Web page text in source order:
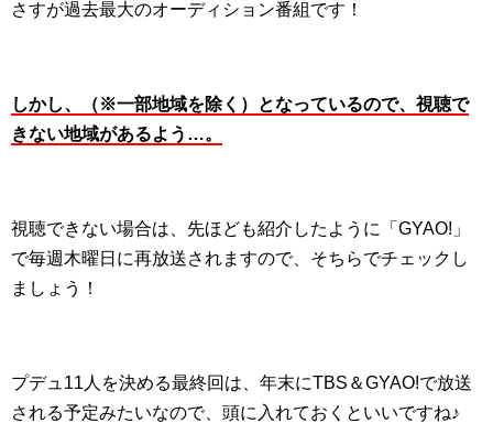
さすが過去最大のオーディション番組です！
しかし、（※一部地域を除く）となっているので、視聴で
きない地域があるよう…。
視聴できない場合は、先ほども紹介したように「GYAO!」
で毎週木曜日に再放送されますので、そちらでチェックし
ましょう！
プデュ11人を決める最終回は、年末にTBS＆GYAO!で放送
される予定みたいなので、頭に入れておくといいですね♪